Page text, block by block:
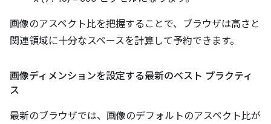
画像のアスペクト比を把握することで、ブラウザは高さと
関連領域に十分なスペースを計算して予約できます。
画像ディメンションを設定する最新のベスト プラクティ
ス
最新のブラウザでは、画像のデフォルトのアスペクト比が